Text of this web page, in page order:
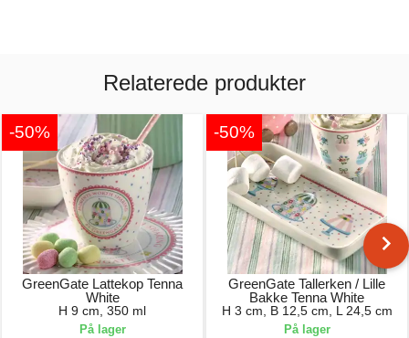
Relaterede produkter
-50%
GreenGate Lattekop Tenna
White
H 9 cm, 350 ml
På lager
-50%
GreenGate Tallerken / Lille
Bakke Tenna White
H 3 cm, B 12,5 cm, L 24,5 cm
På lager